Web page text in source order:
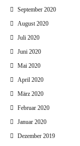
September 2020
August 2020
Juli 2020
Juni 2020
Mai 2020
April 2020
März 2020
Februar 2020
Januar 2020
Dezember 2019